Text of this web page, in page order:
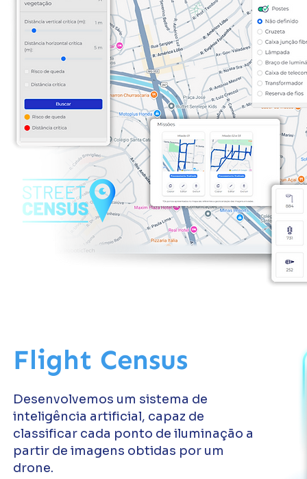
Flight Census
Desenvolvemos um sistema de
inteligência artificial, capaz de
classificar cada ponto de iluminação a
partir de imagens obtidas por um
drone.